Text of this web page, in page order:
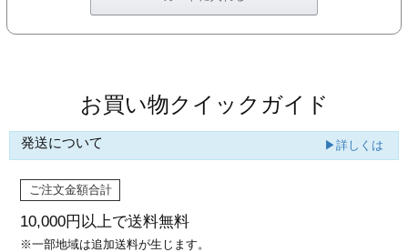
お買い物クイックガイド
発送について ▶詳しくは
ご注文金額合計
10,000円以上で送料無料
※一部地域は追加送料が生じます。